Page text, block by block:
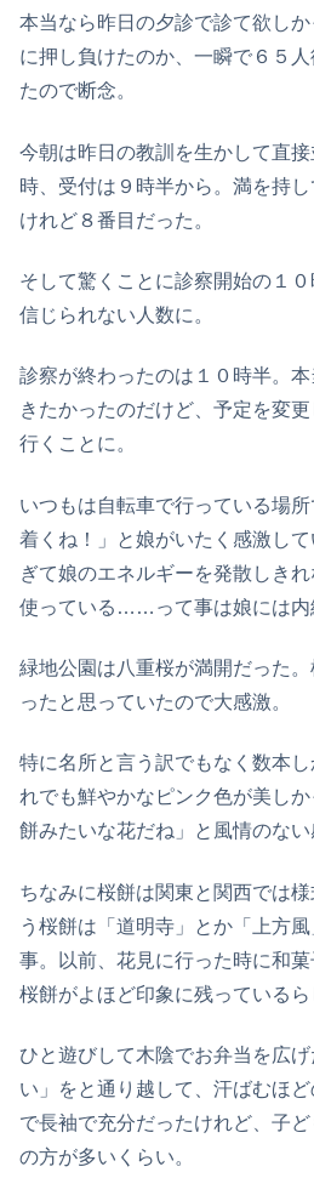
本当なら昨日の夕診で診て欲し
に押し負けたのか、一瞬で６５
たので断念。
今朝は昨日の教訓を生かして直
時、受付は９時半から。満を持
けれど８番目だった。
そして驚くことに診察開始の１
信じられない人数に。
診察が終わったのは１０時半。
きたかったのだけど、予定を変
行くことに。
いつもは自転車で行っている場
着くね！」と娘がいたく感激し
ぎて娘のエネルギーを発散しき
使っている……って事は娘には内
緑地公園は八重桜が満開だった
ったと思っていたので大感激。
特に名所と言う訳でもなく数本
れでも鮮やかなピンク色が美し
餅みたいな花だね」と風情のない
ちなみに桜餅は関東と関西では
う桜餅は「道明寺」とか「上方
事。以前、花見に行った時に和
桜餅がよほど印象に残っているら
ひと遊びして木陰でお弁当を広
い」をと通り越して、汗ばむほ
で長袖で充分だったけれど、子
の方が多いくらい。